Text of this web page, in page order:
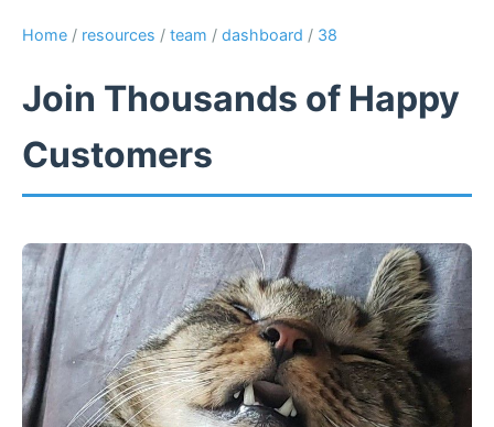
Home / resources / team / dashboard / 38
Join Thousands of Happy
Customers